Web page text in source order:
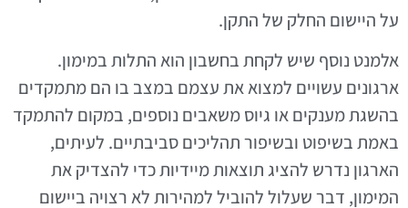
על היישום החלק של התקן.
אלמנט נוסף שיש לקחת בחשבון הוא התלות במימון.
ארגונים עשויים למצוא את עצמם במצב בו הם מתמקדים
בהשגת מענקים או גיוס משאבים נוספים, במקום להתמקד
באמת בשיפוט ובשיפור תהליכים סביבתיים. לעיתים,
הארגון נדרש להציג תוצאות מיידיות כדי להצדיק את
המימון, דבר שעלול להוביל למהירות לא רצויה ביישום